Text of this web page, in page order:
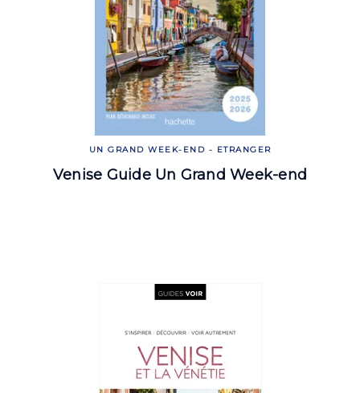
UN GRAND WEEK-END - ETRANGER
Venise Guide Un Grand Week-end